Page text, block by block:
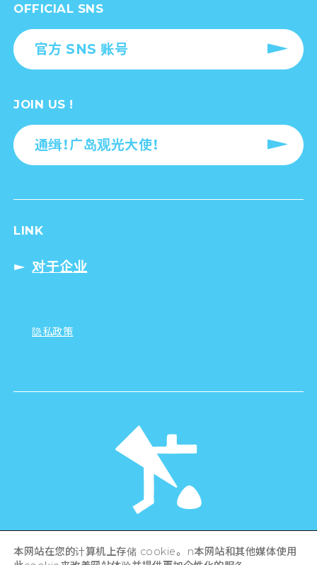
OFFICIAL SNS
官方 SNS 账号
JOIN US !
通缉！广岛观光大使！
LINK
对于企业
隐私政策
Hiroshima Prefecture / Hiroshima City .
本网站在您的计算机上存储 cookie。 n本网站和其他媒体使用